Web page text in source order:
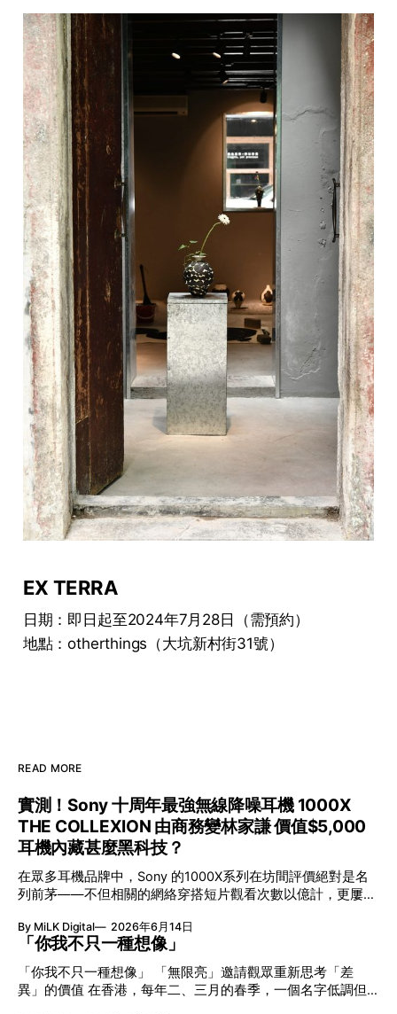
EX TERRA
日期：即日起至2024年7月28日（需預約）
地點：otherthings（大坑新村街31號）
READ MORE
實測！Sony 十周年最強無線降噪耳機 1000X
THE COLLEXION 由商務變林家謙 價值$5,000
耳機內藏甚麼黑科技？
在眾多耳機品牌中，Sony 的1000X系列在坊間評價絕對是名
列前茅——不但相關的網絡穿搭短片觀看次數以億計，更屢獲
VGP 金獎，也是 Amazon 折扣日的大熱推介。
By MiLK Digital 2026年6月14日
「你我不只一種想像」
「你我不只一種想像」 「無限亮」邀請觀眾重新思考「差
異」的價值 在香港，每年二、三月的春季，一個名字低調但